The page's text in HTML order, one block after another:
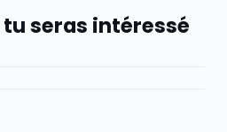
tu seras intéressé